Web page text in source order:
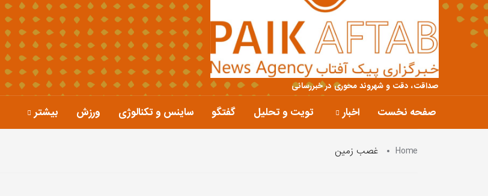
صداقت، دقت و شهروند محوری در خبررسانی
صفحه نخست اخبار تویت و تحلیل گفتگو ساینس و تکنالوژی ورزش بیشتر
Home غصب زمین